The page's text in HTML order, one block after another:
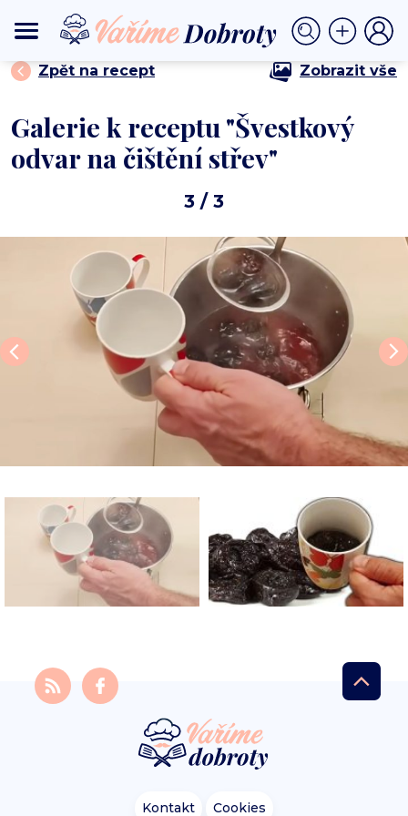
DOMŮ NÁPOJE⟩ Švestkový odvar na čištění střev
Zpět na recept Zobrazit vše
Galerie k receptu "Švestkový
odvar na čištění střev"
3 / 3
Kontakt Cookies